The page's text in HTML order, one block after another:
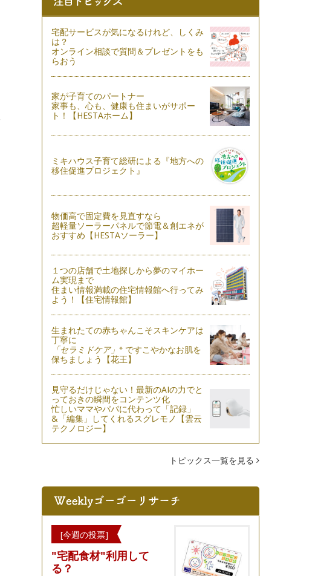
宅配サービスが気になるけれど、しくみ
は？
オンライン相談で質問＆プレゼントをも
らおう
家が子育てのパートナー
家事も、心も、健康も住まいがサポー
ト！【HESTAホーム】
ミキハウス子育て総研による『地方への
移住促進プロジェクト』
物価高で固定費を見直すなら
超軽量ソーラーパネルで節電＆創エネが
おすすめ【HESTAソーラー】
１つの店舗で土地探しから夢のマイホー
ム実現まで
住まい情報満載の住宅情報館へ行ってみ
よう！【住宅情報館】
生まれたての赤ちゃんこそスキンケアは
丁寧に
「セラミドケア」 ※ですこやかなお肌を
保ちましょう【花王】
見守るだけじゃない！最新のAIの力でと
っておきの瞬間をコンテンツ化
忙しいママやパパに代わって「記録」
&「編集」してくれるスグレモノ【雲云
テクノロジー】
トピックス一覧を見る
[今週の投票]
"宅配食材"利用して
る？